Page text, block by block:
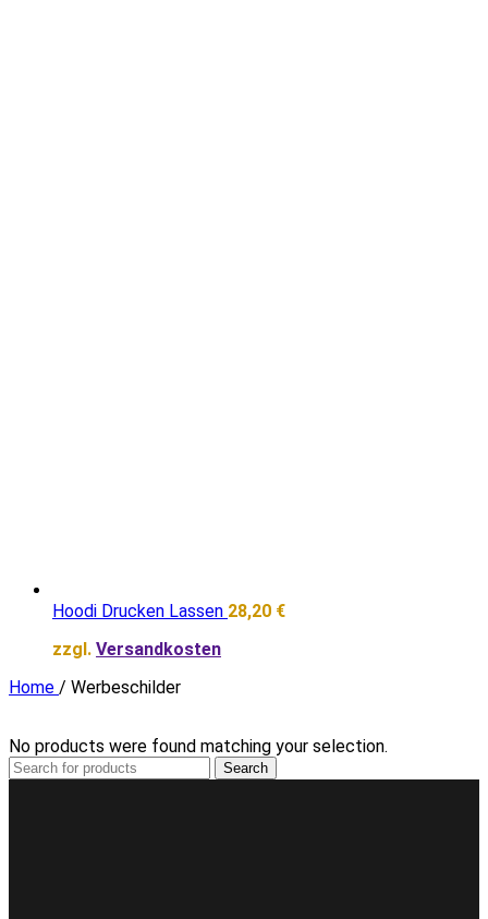
Hoodi Drucken Lassen 28,20 €
zzgl. Versandkosten
Home / Werbeschilder
No products were found matching your selection.
Search